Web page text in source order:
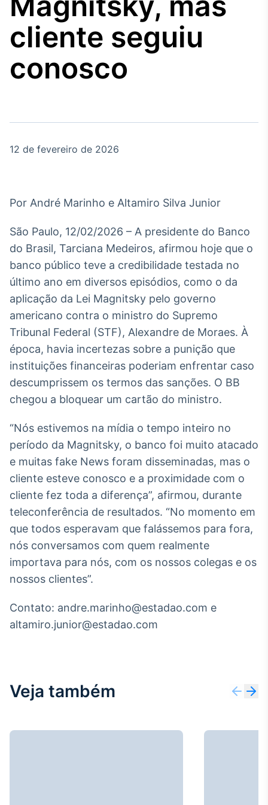
Agro
Tudo sobre o
agronegócio
O setor de
no Brasil
Broadcast
White Label
Plataforma para
conteúdos
personalizados
Soluções de Dados
e Conteúdos
Broadcast
OTC
Plataforma para
negociação de
Datafeed
APIs para
integração de
conteúdos e
dados
Broadcast
Ticker
cliente seguiu
conosco
12 de fevereiro de 2026
Por André Marinho e Altamiro Silva Junior
São Paulo, 12/02/2026 – A presidente do Banco
do Brasil, Tarciana Medeiros, afirmou hoje que o
banco público teve a credibilidade testada no
último ano em diversos episódios, como o da
aplicação da Lei Magnitsky pelo governo
americano contra o ministro do Supremo
Tribunal Federal (STF), Alexandre de Moraes. À
época, havia incertezas sobre a punição que
instituições financeiras poderiam enfrentar caso
descumprissem os termos das sanções. O BB
chegou a bloquear um cartão do ministro.
“Nós estivemos na mídia o tempo inteiro no
período da Magnitsky, o banco foi muito atacado
e muitas fake News foram disseminadas, mas o
cliente esteve conosco e a proximidade com o
cliente fez toda a diferença”, afirmou, durante
teleconferência de resultados. “No momento em
que todos esperavam que falássemos para fora,
nós conversamos com quem realmente
importava para nós, com os nossos colegas e os
nossos clientes”.
Contato: andre.marinho@estadao.com e
altamiro.junior@estadao.com
Veja também